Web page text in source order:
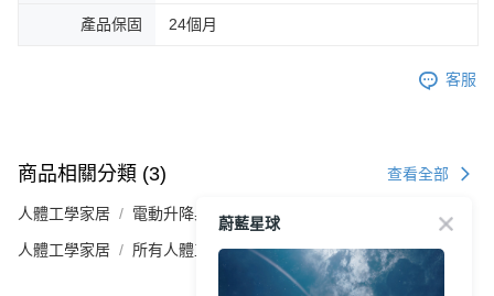
產品保固 24個月
客服
商品相關分類 (3) 查看全部
人體工學家居​ 電動升降桌
人體工學家居​ 所有人體工學家居
蔚藍星球